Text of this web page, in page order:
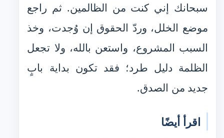
سبحانك إني كنت من الظالمين. ثم راجع
موضع الخلل، وردّ الحقوق إن وُجدت، وخذ
السبب المشروع، واستعن بالله، ولا تجعل
الظلمة دليل طرد؛ فقد تكون بداية بابٍ
جديد من الصدق.
اقرأ أيضًا